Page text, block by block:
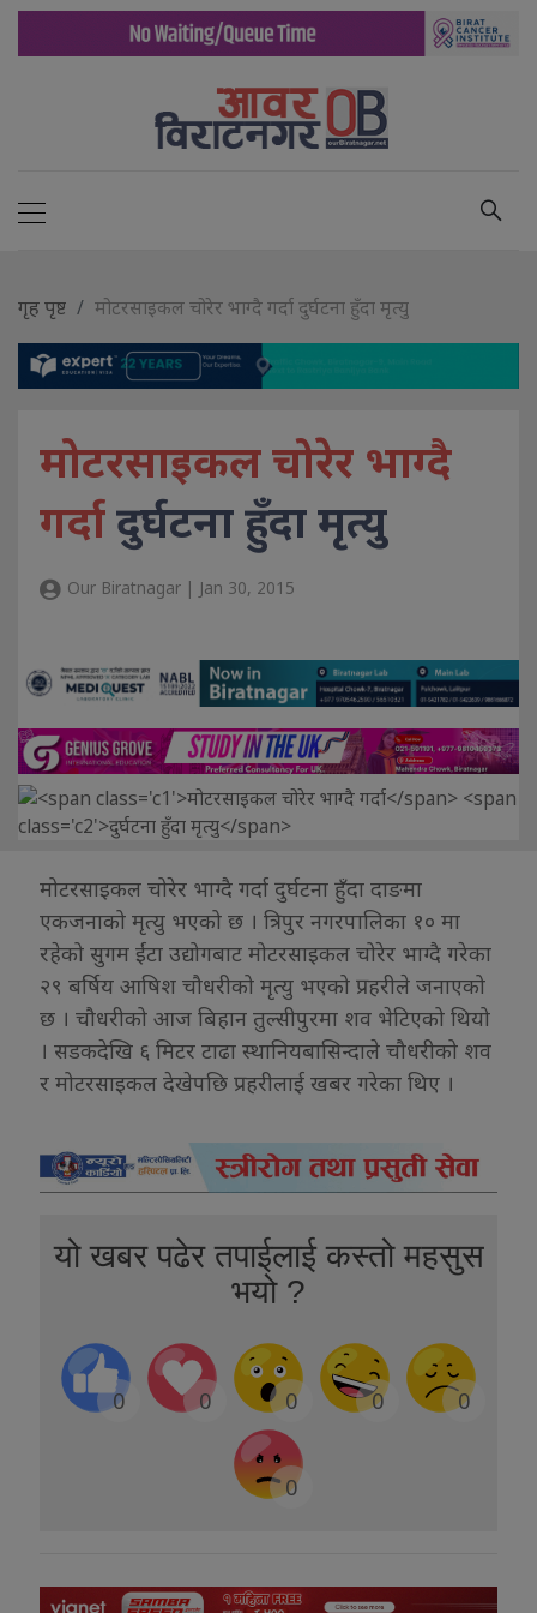
गृह पृष्ट मोटरसाइकल चोरेर भाग्दै गर्दा दुर्घटना हुँदा मृत्यु
मोटरसाइकल चोरेर भाग्दै
गर्दादुर्घटना हुँदा मृत्यु
Our Biratnagar | Jan 30, 2015
मोटरसाइकल चोरेर भाग्दै गर्दा दुर्घटना हुँदा दाङमा
एकजनाको मृत्यु भएको छ । त्रिपुर नगरपालिका १० मा
रहेको सुगम ईंटा उद्योगबाट मोटरसाइकल चोरेर भाग्दै गरेका
२९ बर्षिय आषिश चौधरीको मृत्यु भएको प्रहरीले जनाएको
छ । चौधरीको आज बिहान तुल्सीपुरमा शव भेटिएको थियो
। सडकदेखि ६ मिटर टाढा स्थानियबासिन्दाले चौधरीको शव
र मोटरसाइकल देखेपछि प्रहरीलाई खबर गरेका थिए ।
यो खबर पढेर तपाईलाई कस्तो महसुस
भयो ?
0 0 0 0 0
0